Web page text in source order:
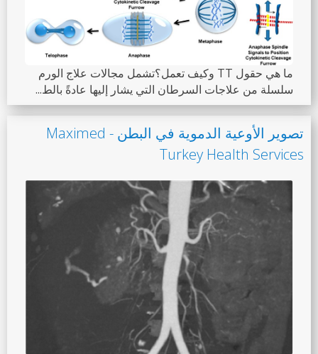
ما هي حقول TT وكيف تعمل؟تشمل مجالات علاج الورم
سلسلة من علاجات السرطان التي يشار إليها عادةً بالط...
تصوير الأوعية الدموية في البطن - Maximed
Turkey Health Services